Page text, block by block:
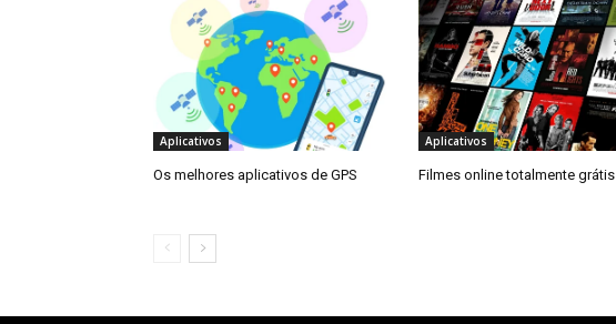
Aplicativos
Os melhores aplicativos de GPS
Aplicativos
Filmes online totalmente grátis